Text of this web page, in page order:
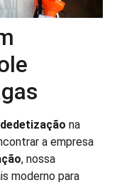
na
a empresa
, nossa
moderno para